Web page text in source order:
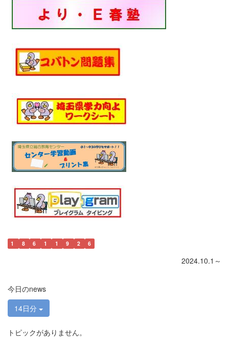
1 8 6 1 1 9 2 6
2024.10.1～
今日のnews
14日分
トピックがありません。